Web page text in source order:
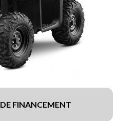
FINANCEMENT